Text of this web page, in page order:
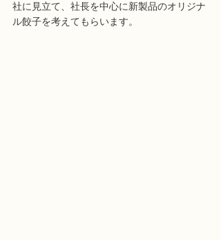
社に見立て、社長を中心に新製品のオリジナ
ル餃子を考えてもらいます。